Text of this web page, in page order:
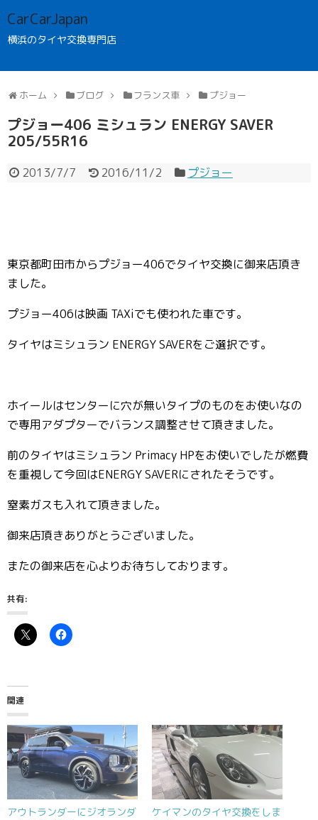
CarCarJapan
横浜のタイヤ交換専門店
ホーム ブログ フランス車 プジョー
プジョー406 ミシュラン ENERGY SAVER
205/55R16
2013/7/7 2016/11/2 プジョー
東京都町田市からプジョー406でタイヤ交換に御来店頂き
ました。
プジョー406は映画 TAXiでも使われた車です。
タイヤはミシュラン ENERGY SAVERをご選択です。
ホイールはセンターに穴が無いタイプのものをお使いなの
で専用アダプターでバランス調整させて頂きました。
前のタイヤはミシュラン Primacy HPをお使いでしたが燃費
を重視して今回はENERGY SAVERにされたそうです。
窒素ガスも入れて頂きました。
御来店頂きありがとうございました。
またの御来店を心よりお待ちしております。
共有:
関連
アウトランダーにジオランダ
ケイマンのタイヤ交換をしま